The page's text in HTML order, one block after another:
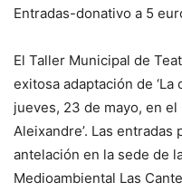
Entradas-donativo a 5
El Taller Municipal de
exitosa adaptación de
jueves, 23 de mayo, en
Aleixandre’. Las
antelación en la sede de
Medioambiental Las